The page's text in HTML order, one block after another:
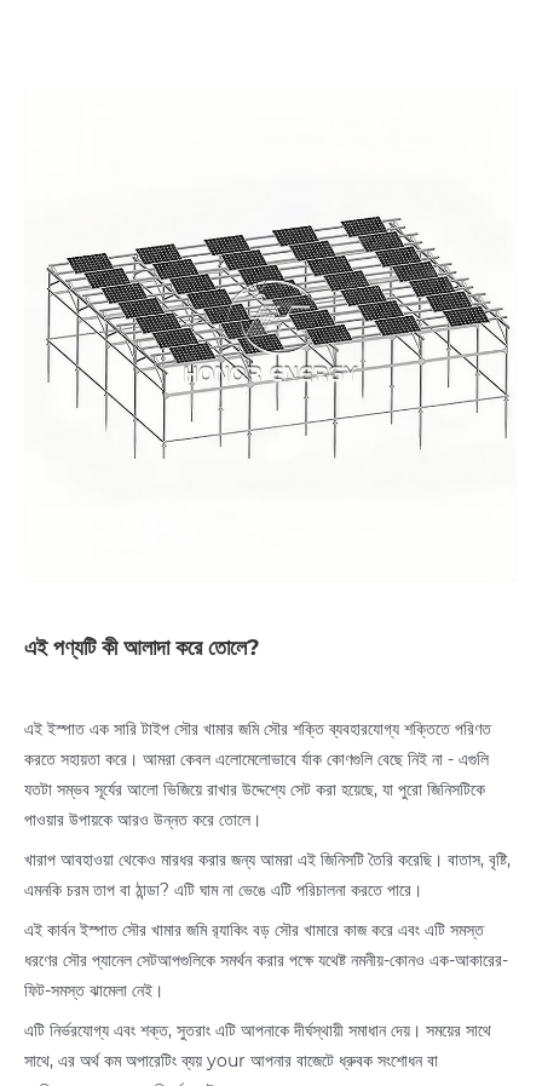
এই পণ্যটি কী আলাদা করে তোলে?
এই ইস্পাত এক সারি টাইপ সৌর খামার জমি সৌর শক্তি ব্যবহারযোগ্য শক্তিতে পরিণত
করতে সহায়তা করে। আমরা কেবল এলোমেলোভাবে র্যাক কোণগুলি বেছে নিই না - এগুলি
যতটা সম্ভব সূর্যের আলো ভিজিয়ে রাখার উদ্দেশ্যে সেট করা হয়েছে, যা পুরো জিনিসটিকে
পাওয়ার উপায়কে আরও উন্নত করে তোলে।
খারাপ আবহাওয়া থেকেও মারধর করার জন্য আমরা এই জিনিসটি তৈরি করেছি। বাতাস, বৃষ্টি,
এমনকি চরম তাপ বা ঠান্ডা? এটি ঘাম না ভেঙে এটি পরিচালনা করতে পারে।
এই কার্বন ইস্পাত সৌর খামার জমি র‌্যাকিং বড় সৌর খামারে কাজ করে এবং এটি সমস্ত
ধরণের সৌর প্যানেল সেটআপগুলিকে সমর্থন করার পক্ষে যথেষ্ট নমনীয়-কোনও এক-আকারের-
ফিট-সমস্ত ঝামেলা নেই।
এটি নির্ভরযোগ্য এবং শক্ত, সুতরাং এটি আপনাকে দীর্ঘস্থায়ী সমাধান দেয়। সময়ের সাথে
সাথে, এর অর্থ কম অপারেটিং ব্যয় your আপনার বাজেটে ধ্রুবক সংশোধন বা